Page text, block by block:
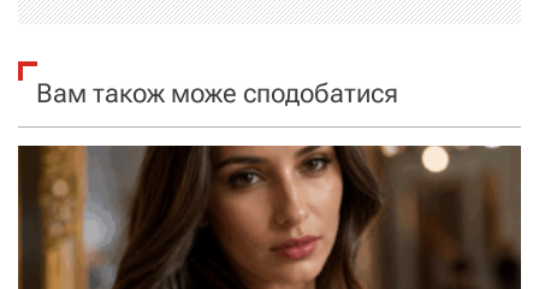
і
я
з
Вам також може сподобатися